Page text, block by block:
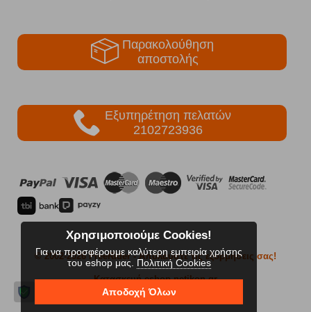
Παρακολούθηση
αποστολής
Εξυπηρέτηση πελατών
2102723936
© 2002-2026 FreeRider- Απολαύστε τις εξορμήσεις σας!
Κατασκευή eshop netikon.gr
Χρησιμοποιούμε Cookies!
Για να προσφέρουμε καλύτερη εμπειρία χρήσης
του eshop μας. Πολιτική Cookies
Αποδοχή Όλων